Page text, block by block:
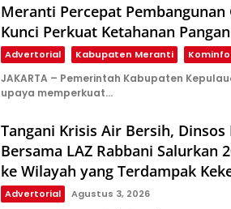
Meranti Percepat Pembangunan
Kunci Perkuat Ketahanan
Advertorial Kabupaten Meranti
JAKARTA – Pemerintah Kabupaten
upaya memperkuat…
Tangani Krisis Air Bersih,
Bersama LAZ Rabbani Salurkan
ke Wilayah yang Terdampak
Advertorial Agustus 3, 2026